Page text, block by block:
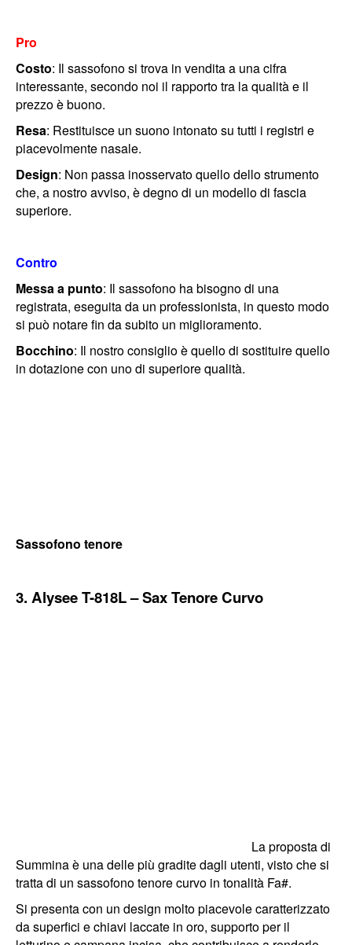
Pro
Costo: Il sassofono si trova in vendita a una cifra
interessante, secondo noi il rapporto tra la qualità e il
prezzo è buono.
Resa: Restituisce un suono intonato su tutti i registri e
piacevolmente nasale.
Design: Non passa inosservato quello dello strumento
che, a nostro avviso, è degno di un modello di fascia
superiore.
Contro
Messa a punto: Il sassofono ha bisogno di una
registrata, eseguita da un professionista, in questo modo
si può notare fin da subito un miglioramento.
Bocchino: Il nostro consiglio è quello di sostituire quello
in dotazione con uno di superiore qualità.
Sassofono tenore
3. Alysee T-818L – Sax Tenore Curvo
La proposta di
Summina è una delle più gradite dagli utenti, visto che si
tratta di un sassofono tenore curvo in tonalità Fa#.
Si presenta con un design molto piacevole caratterizzato
da superfici e chiavi laccate in oro, supporto per il